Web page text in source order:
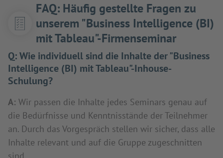
FAQ: Häufig gestellte Fragen zu
unserem "Business Intelligence (BI)
mit Tableau"-Firmenseminar
Q:Wie individuell sind die Inhalte der "Business
Intelligence (BI) mit Tableau"-Inhouse-
Schulung?
A: Wir passen die Inhalte jedes Seminars genau auf
die Bedürfnisse und Kenntnisstände der Teilnehmer
an. Durch das Vorgespräch stellen wir sicher, dass alle
Inhalte relevant und auf die Gruppe zugeschnitten